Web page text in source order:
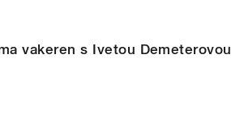
vakeren s Ivetou Demeterovou